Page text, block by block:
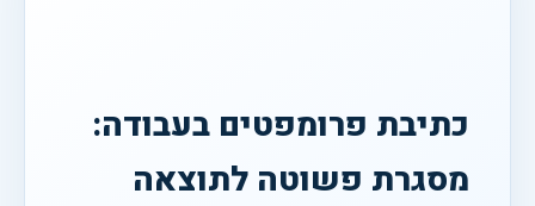
כתיבת פרומפטים בעבודה:
מסגרת פשוטה לתוצאה